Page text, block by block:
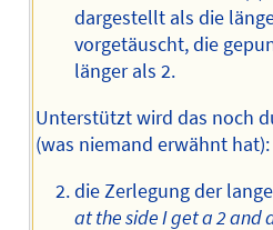
dargestellt als die
vorgetäuscht, die
länger als 2.
Unterstützt wird das noch
(was niemand erwähnt hat):
die Zerlegung der
at the side I get a 2 and